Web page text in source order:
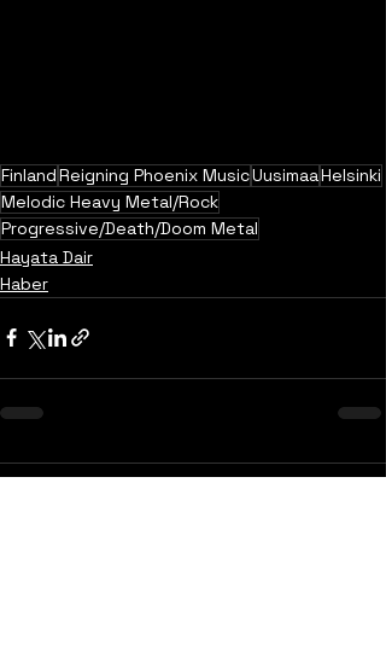
FinlandReigning Phoenix MusicUusimaaHelsinki
Melodic Heavy Metal/Rock
Progressive/Death/Doom Metal
Hayata Dair
Haber